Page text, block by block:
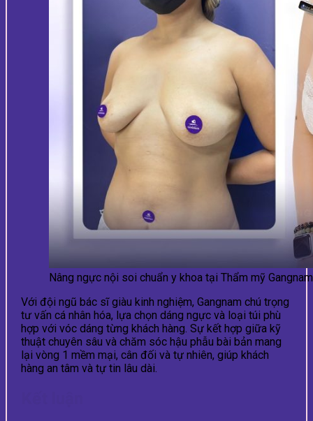
Nâng ngực nội soi chuẩn y khoa tại Thẩm mỹ Gangnam
Với đội ngũ bác sĩ giàu kinh nghiệm, Gangnam chú trọng
tư vấn cá nhân hóa, lựa chọn dáng ngực và loại túi phù
hợp với vóc dáng từng khách hàng. Sự kết hợp giữa kỹ
thuật chuyên sâu và chăm sóc hậu phẫu bài bản mang
lại vòng 1 mềm mại, cân đối và tự nhiên, giúp khách
hàng an tâm và tự tin lâu dài.